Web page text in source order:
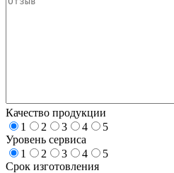
Качество продукции
1
2 3 4
5
Уровень сервиса
1
2 3 4
5
Срок изготовления